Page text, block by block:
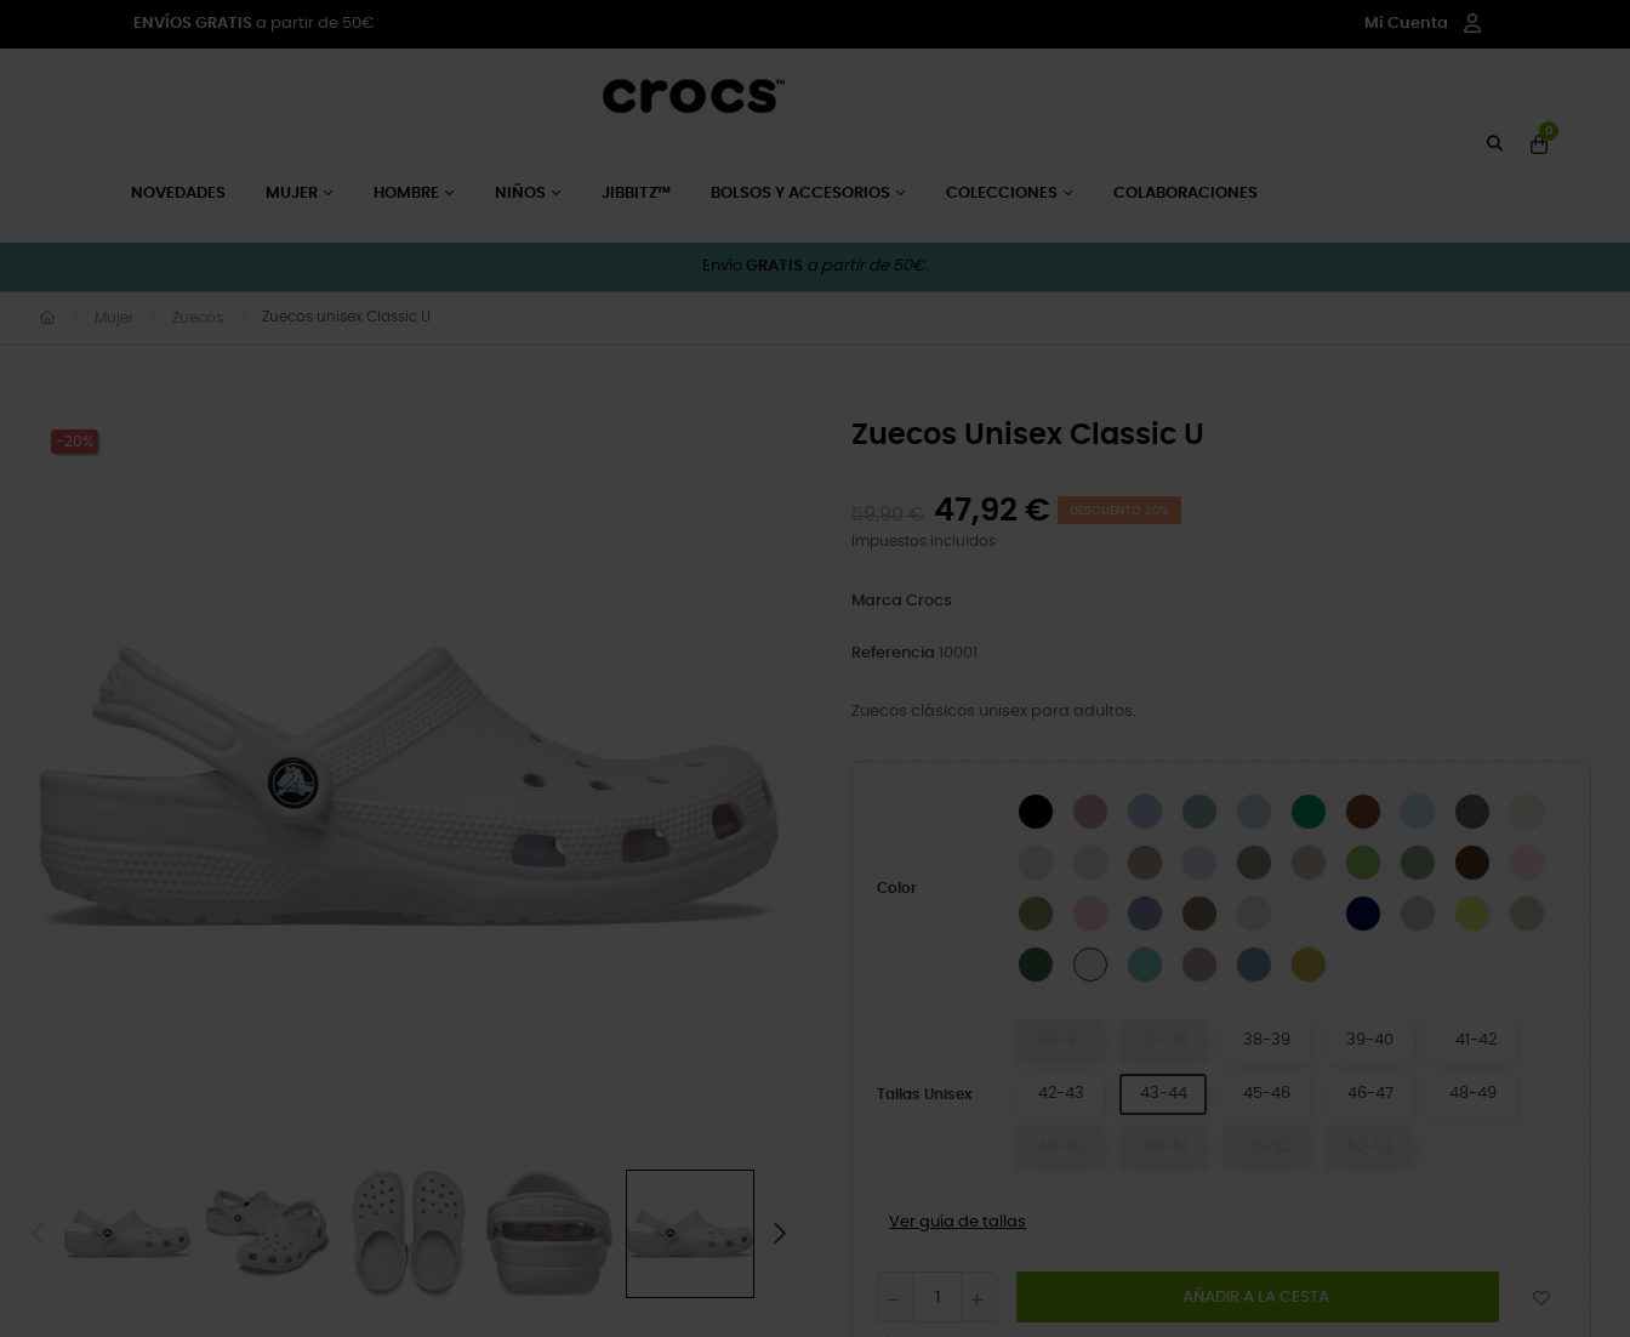
ENVÍOS GRATIS a partir de 50€ Mi Cuenta
NOVEDADES MUJER HOMBRE NIÑOS JIBBITZ™ BOLSOS Y ACCESORIOS COLECCIONES COLABORACIONES
0
Envío GRATIS a partir de 50€.
Mujer Zuecos Zuecos unisex Classic U
-20% Zuecos Unisex Classic U
47,92 € DESCUENTO 20%
Impuestos incluidos
Marca Crocs
Referencia 10001
Zuecos clásicos unisex para adultos.
Color
Black HydrangeaMystic Purple Blue CalciteGreen IvyCognac Blue FrostSlate Grey
Atmosphere Dreamscape
ElephantQuartzKiwi Moss-XCoffee
Army GreenPowder PinkBlue HazeTaupe White Navy PlasterAcidity
Field GreenGrape IceRetro Dusty LilacAstro BlueMeadow
Tallas Unisex
38-39 39-40 41-42
42-43 43-44 45-46 46-47 48-49
Ver guía de tallas
AÑADIR A LA CESTA